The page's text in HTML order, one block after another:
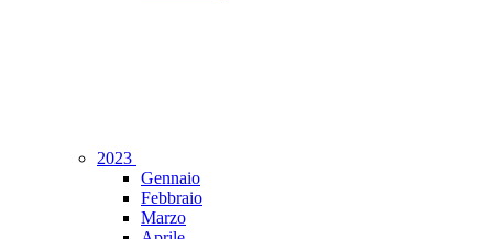
2023
Gennaio
Febbraio
Marzo